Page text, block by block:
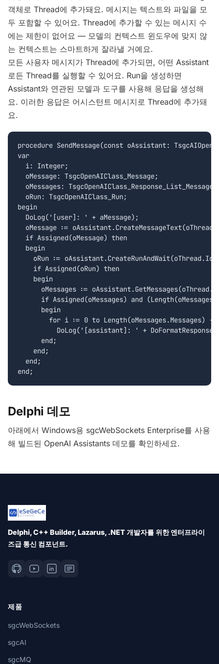
객체로 Thread에 추가돼요. 메시지는 텍스트와 파일을 모
두 포함할 수 있어요. Thread에 추가할 수 있는 메시지 수
에는 제한이 없어요 — 모델의 컨텍스트 윈도우에 맞지 않
는 컨텍스트는 스마트하게 잘라낼 거예요.
모든 사용자 메시지가 Thread에 추가되면, 어떤 Assistant
로든 Thread를 실행할 수 있어요. Run을 생성하면
Assistant와 연관된 모델과 도구를 사용해 응답을 생성해
요. 이러한 응답은 어시스턴트 메시지로 Thread에 추가돼
요.
procedure SendMessage(const oAssistant:
var
  i: Integer;
  oMessage: TsgcOpenAIClass_Message;
oMessages:
  oRun: TsgcOpenAIClass_Run;
begin
  DoLog('[user]: ' + aMessage);
oMessage :=
  if Assigned(oMessage) then
  begin
oRun :=
    if Assigned(oRun) then
    begin
oMessages :=
if Assigned(oMessages) and
      begin
for i := 0 to Length(oMessages.Messages) -
DoLog('[assistant]: ' +
      end;
    end;
  end;
Delphi 데모
아래에서 Windows용 sgcWebSockets Enterprise를 사용
해 빌드된 OpenAI Assistants 데모를 확인하세요.
Delphi, C++ Builder, Lazarus, .NET 개발자를 위한 엔터프라이
즈급 통신 컴포넌트.
제품
sgcWebSockets
sgcAI
sgcMQ